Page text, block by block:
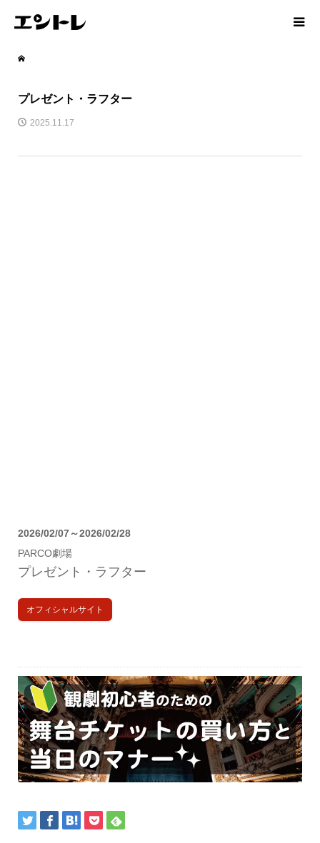
プレゼント・ラフター
2025.11.17
2026/02/07～2026/02/28
PARCO劇場
プレゼント・ラフター
オフィシャルサイト